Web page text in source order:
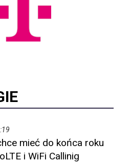
mieć do końca roku
i WiFi Callinig